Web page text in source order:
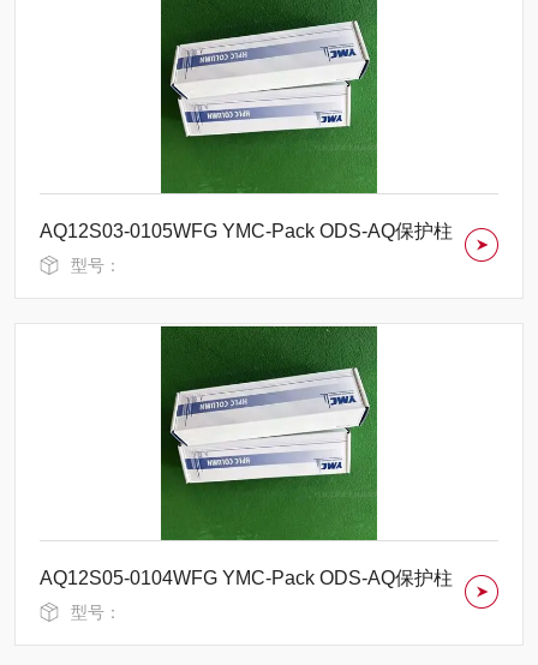
AQ12S03-0105WFG YMC-Pack ODS-AQ保护柱
型号：
AQ12S05-0104WFG YMC-Pack ODS-AQ保护柱
型号：